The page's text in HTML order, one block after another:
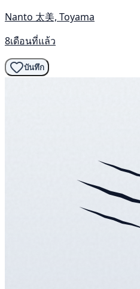
Nanto 太美, Toyama
8เดือนที่แล้ว
บันทึก